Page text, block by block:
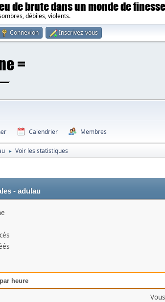
de brute dans un monde de finesse
débiles, violents.
Connexion Inscrivez-vous
Calendrier Membres
► Voir les statistiques
- adulau
heure